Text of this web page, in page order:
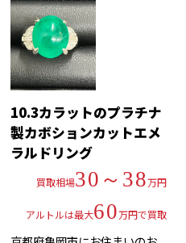
10.3カラットのプラチナ
製カボションカットエメ
ラルドリング
買取相場30～38万円
アルトルは最大60万円で買取